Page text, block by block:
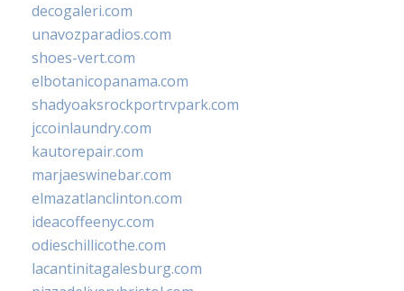
decogaleri.com
unavozparadios.com
shoes-vert.com
elbotanicopanama.com
shadyoaksrockportrvpark.com
jccoinlaundry.com
kautorepair.com
marjaeswinebar.com
elmazatlanclinton.com
ideacoffeenyc.com
odieschillicothe.com
lacantinitagalesburg.com